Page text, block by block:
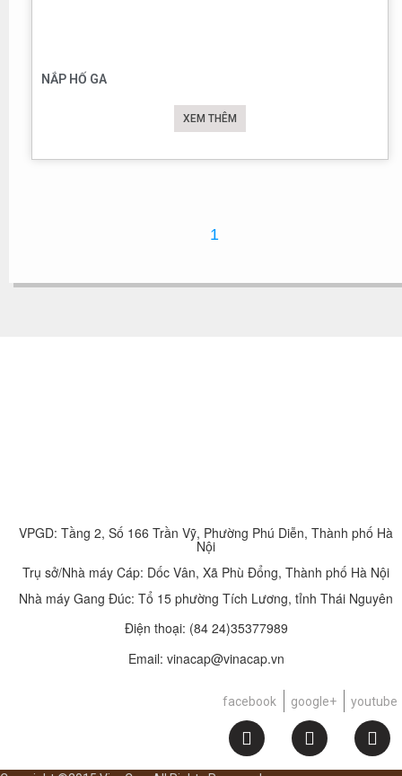
NẮP HỐ GA
XEM THÊM
1
VPGD: Tầng 2, Số 166 Trần Vỹ, Phường Phú Diễn, Thành phố Hà
Nội
Trụ sở/Nhà máy Cáp: Dốc Vân, Xã Phù Đổng, Thành phố Hà Nội
Nhà máy Gang Đúc: Tổ 15 phường Tích Lương, tỉnh Thái Nguyên
Điện thoại: (84 24)35377989
Email: vinacap@vinacap.vn
facebook google+ youtube